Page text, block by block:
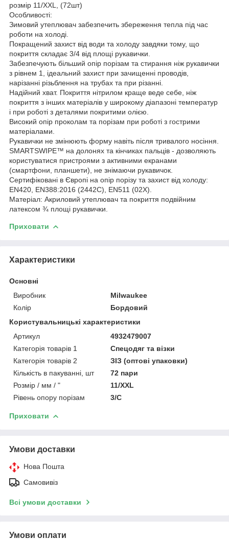
розмір 11/XXL, (72шт)
Особливості:
Зимовий утеплювач забезпечить збереження тепла під час
роботи на холоді.
Покращений захист від води та холоду завдяки тому, що
покриття складає 3/4 від площі рукавички.
Забезпечують більший опір порізам та стирання ніж рукавички
з рівнем 1, ідеальний захист при зачищенні проводів,
нарізанні різьблення на трубах та при різанні.
Надійний хват. Покриття нітрилом краще веде себе, ніж
покриття з інших матеріалів у широкому діапазоні температур
і при роботі з деталями покритими олією.
Високий опір проколам та порізам при роботі з гострими
матеріалами.
Рукавички не змінюють форму навіть після тривалого носіння.
SMARTSWIPE™ на долонях та кінчиках пальців - дозволяють
користуватися пристроями з активними екранами
(смартфони, планшети), не знімаючи рукавичок.
Сертифіковані в Європі на опір порізу та захист від холоду:
EN420, EN388:2016 (2442C), EN511 (02X).
Матеріал: Акриловий утеплювач та покриття подвійним
латексом ¾ площі рукавички.
Приховати
Характеристики
Основні
Виробник
Milwaukee
Колір
Бордовий
Користувальницькі характеристики
Артикул
4932479007
Категорія товарів 1
Спецодяг та візки
Категорія товарів 2
ЗІЗ (оптові упаковки)
Кількість в пакуванні, шт
72 пари
Розмір / мм / "
11/XXL
Рівень опору порізам
3/C
Приховати
Умови доставки
Нова Пошта
Самовивіз
Всі умови доставки
Умови оплати